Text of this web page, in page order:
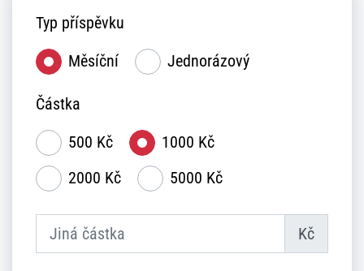
Typ příspěvku
Měsíční
Jednorázový
Částka
500 Kč
1000 Kč
2000 Kč
5000 Kč
Kč